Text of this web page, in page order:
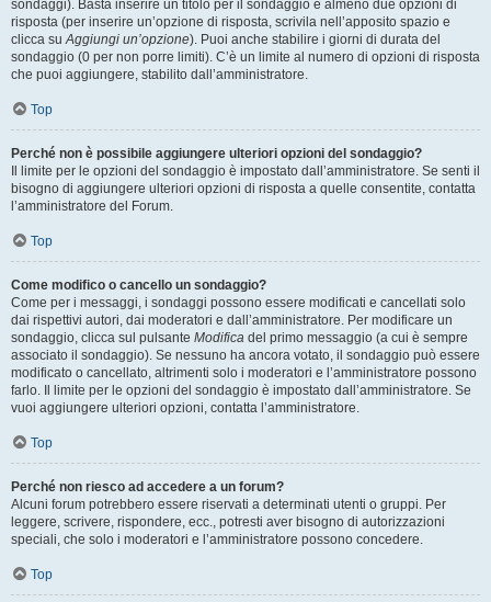
sondaggi). Basta inserire un titolo per il sondaggio e almeno due opzioni di
risposta (per inserire un’opzione di risposta, scrivila nell’apposito spazio e
clicca suAggiungi un’opzione). Puoi anche stabilire i giorni di durata del
sondaggio (0 per non porre limiti). C’è un limite al numero di opzioni di risposta
che puoi aggiungere, stabilito dall’amministratore.
Top
Perché non è possibile aggiungere ulteriori opzioni del sondaggio?
Il limite per le opzioni del sondaggio è impostato dall’amministratore. Se senti il
bisogno di aggiungere ulteriori opzioni di risposta a quelle consentite, contatta
l’amministratore del Forum.
Top
Come modifico o cancello un sondaggio?
Come per i messaggi, i sondaggi possono essere modificati e cancellati solo
dai rispettivi autori, dai moderatori e dall’amministratore. Per modificare un
sondaggio, clicca sul pulsante Modifica del primo messaggio (a cui è sempre
associato il sondaggio). Se nessuno ha ancora votato, il sondaggio può essere
modificato o cancellato, altrimenti solo i moderatori e l’amministratore possono
farlo. Il limite per le opzioni del sondaggio è impostato dall’amministratore. Se
vuoi aggiungere ulteriori opzioni, contatta l’amministratore.
Top
Perché non riesco ad accedere a un forum?
Alcuni forum potrebbero essere riservati a determinati utenti o gruppi. Per
leggere, scrivere, rispondere, ecc., potresti aver bisogno di autorizzazioni
speciali, che solo i moderatori e l’amministratore possono concedere.
Top